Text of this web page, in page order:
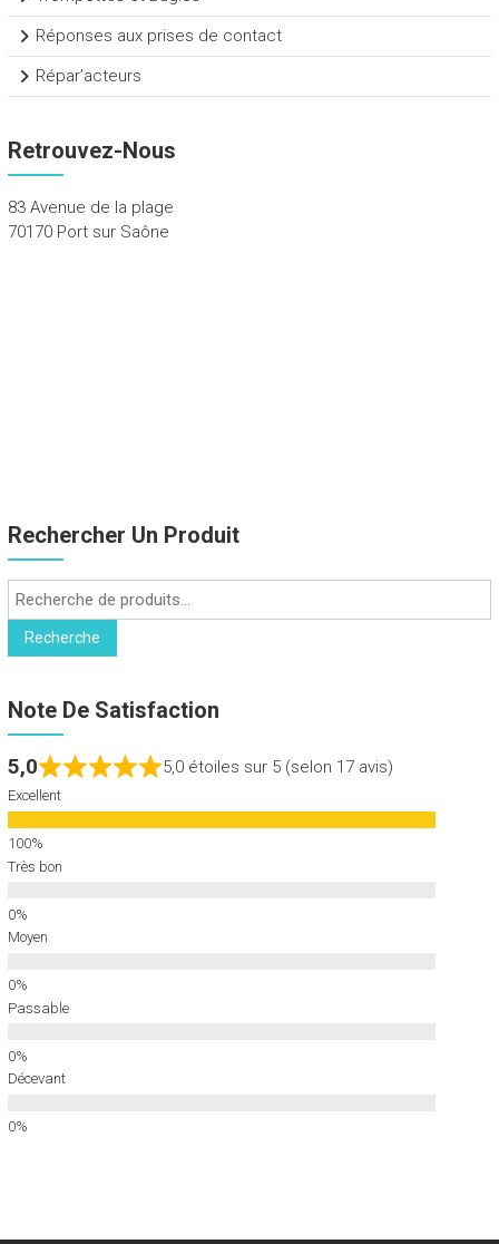
Réponses aux prises de contact
Répar’acteurs
Retrouvez-Nous
83 Avenue de la plage
70170 Port sur Saône
Rechercher Un Produit
Recherche
pour :
Recherche
Note De Satisfaction
5,0 5,0 étoiles sur 5 (selon 17 avis)
Excellent
Très bon
Moyen
Passable
Décevant